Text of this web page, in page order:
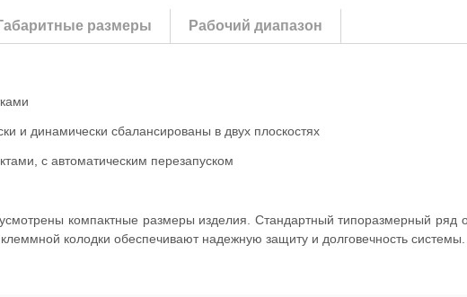
размеры Рабочий диапазон
и динамически сбалансированы в двух плоскостях
с автоматическим перезапуском
компактные размеры изделия. Стандартный типоразмерный ряд
колодки обеспечивают надежную защиту и долговечность